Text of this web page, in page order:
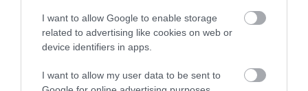
I want to allow Google to enable storage
related to advertising like cookies on web or
device identifiers in apps.
I want to allow my user data to be sent to